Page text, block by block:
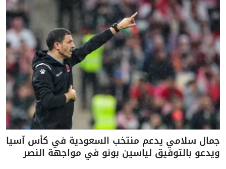
جمال سلامي يدعم منتخب السعودية في كأس آسيا
ويدعو بالتوفيق لياسين بونو في مواجهة النصر